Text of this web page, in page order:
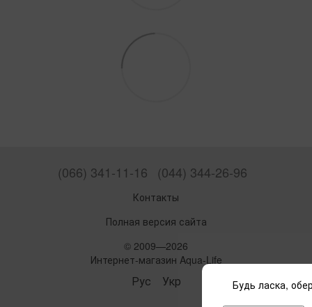
(066) 341-11-16 (044) 344-26-96
Контакты
Полная версия сайта
© 2009—2026
Интернет-магазин Aqua-Life
Рус Укр Будь ласка,